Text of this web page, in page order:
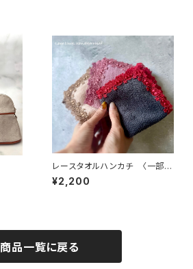
レースタオルハンカチ 〈一部売
り切れ〉
¥2,200
商品一覧に戻る